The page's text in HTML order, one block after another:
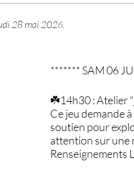
28 mai 2026.
******* SAM 06
☘️14h30 : Atelier
Ce jeu demande
soutien pour
attention sur une
Renseignements